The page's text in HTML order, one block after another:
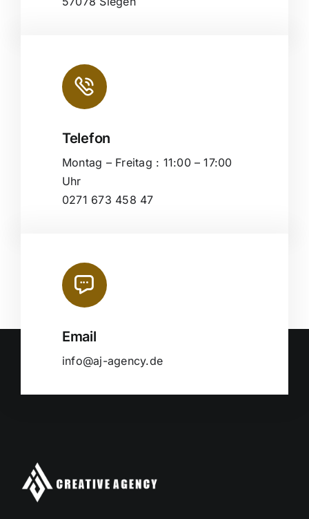
Telefon
Montag – Freitag : 11:00 – 17:00
Uhr
0271 673 458 47
Email
info@aj-agency.de